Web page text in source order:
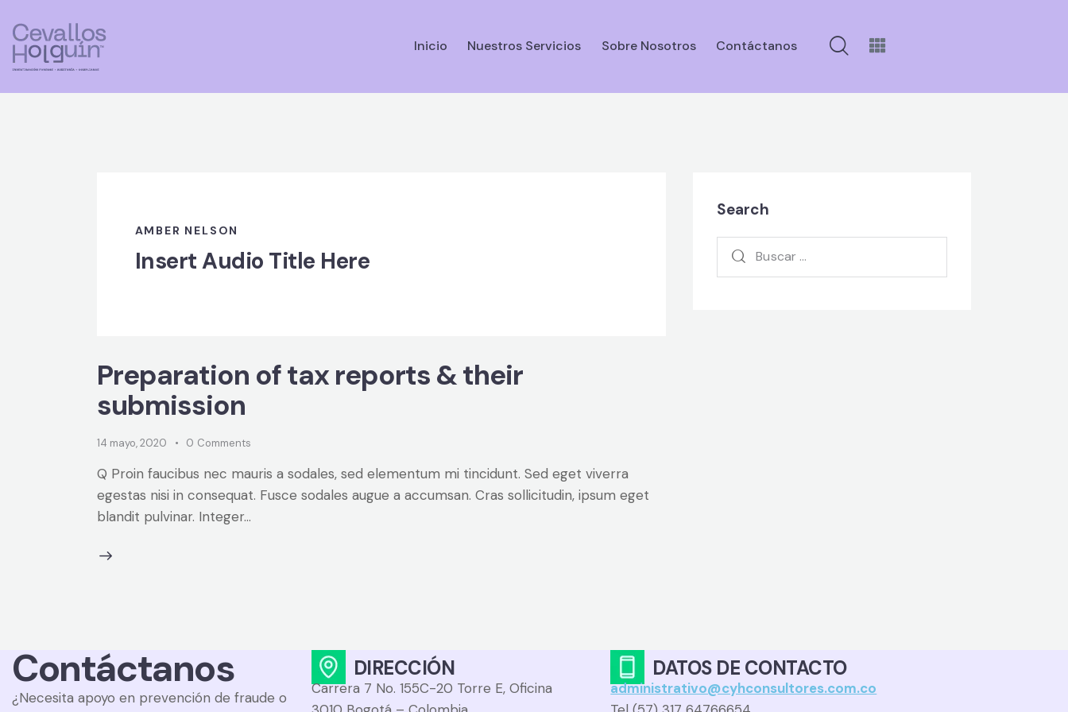
Inicio Nuestros Servicios Sobre Nosotros Contáctanos
AMBER NELSON
Insert Audio Title Here
Preparation of tax reports & their
submission
14 mayo, 2020 0 Comments
Q Proin faucibus nec mauris a sodales, sed elementum mi tincidunt. Sed eget viverra
egestas nisi in consequat. Fusce sodales augue a accumsan. Cras sollicitudin, ipsum eget
blandit pulvinar. Integer…
Search
Contáctanos
¿Necesita apoyo en prevención de fraude o
DIRECCIÓN
Carrera 7 No. 155C-20 Torre E, Oficina
DATOS DE CONTACTO
administrativo@cyhconsultores.com.co